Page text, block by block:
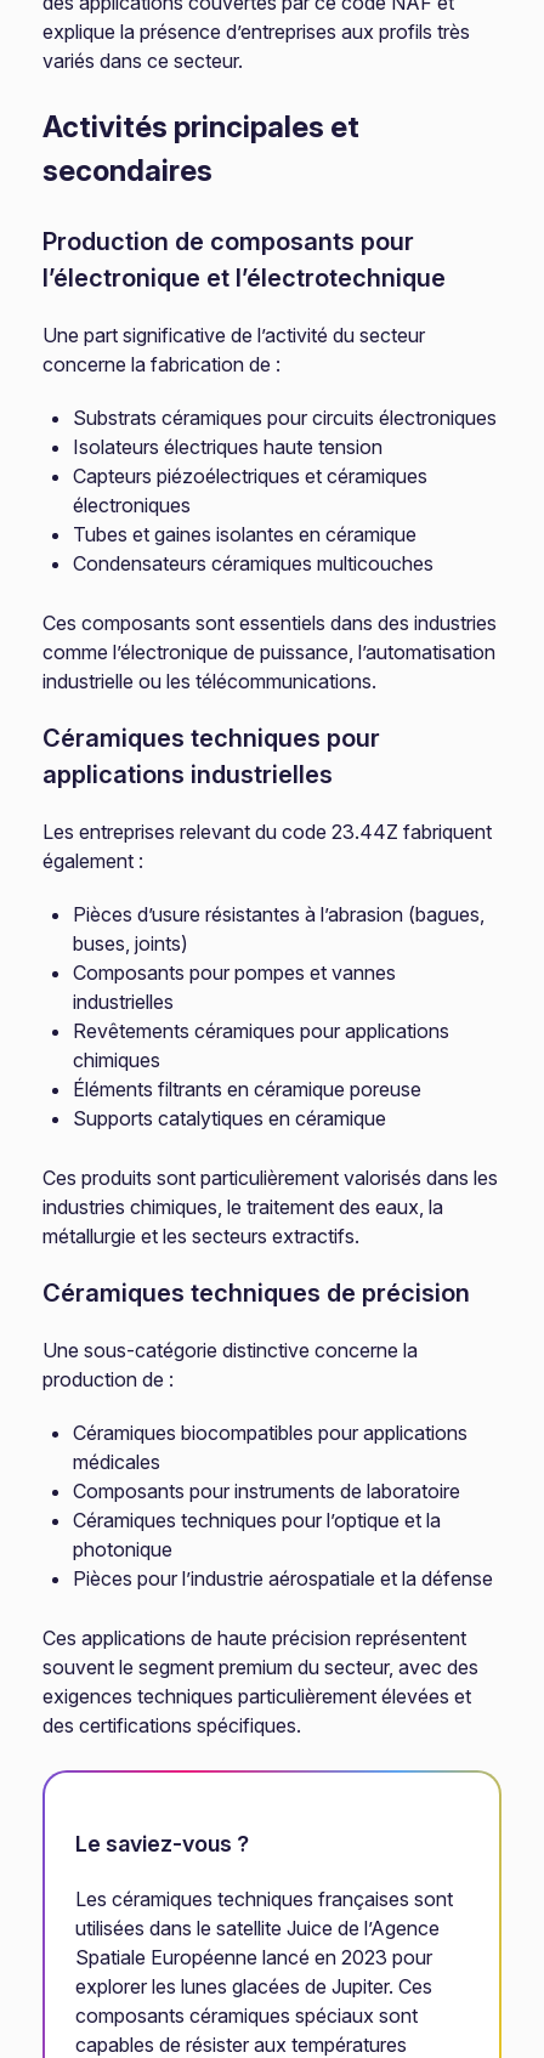
explique la présence d’entreprises aux profils très
variés dans ce secteur.
Activités principales et
secondaires
Production de composants pour
l’électronique et l’électrotechnique
Une part significative de l’activité du secteur
concerne la fabrication de :
Substrats céramiques pour circuits électroniques
Isolateurs électriques haute tension
Capteurs piézoélectriques et céramiques
électroniques
Tubes et gaines isolantes en céramique
Condensateurs céramiques multicouches
Ces composants sont essentiels dans des industries
comme l’électronique de puissance, l’automatisation
industrielle ou les télécommunications.
Céramiques techniques pour
applications industrielles
Les entreprises relevant du code 23.44Z fabriquent
également :
Pièces d’usure résistantes à l’abrasion (bagues,
buses, joints)
Composants pour pompes et vannes
industrielles
Revêtements céramiques pour applications
chimiques
Éléments filtrants en céramique poreuse
Supports catalytiques en céramique
Ces produits sont particulièrement valorisés dans les
industries chimiques, le traitement des eaux, la
métallurgie et les secteurs extractifs.
Céramiques techniques de précision
Une sous-catégorie distinctive concerne la
production de :
Céramiques biocompatibles pour applications
médicales
Composants pour instruments de laboratoire
Céramiques techniques pour l’optique et la
photonique
Pièces pour l’industrie aérospatiale et la défense
Ces applications de haute précision représentent
souvent le segment premium du secteur, avec des
exigences techniques particulièrement élevées et
des certifications spécifiques.
Le saviez-vous ?
Les céramiques techniques françaises sont
utilisées dans le satellite Juice de l’Agence
Spatiale Européenne lancé en 2023 pour
explorer les lunes glacées de Jupiter. Ces
composants céramiques spéciaux sont
capables de résister aux températures